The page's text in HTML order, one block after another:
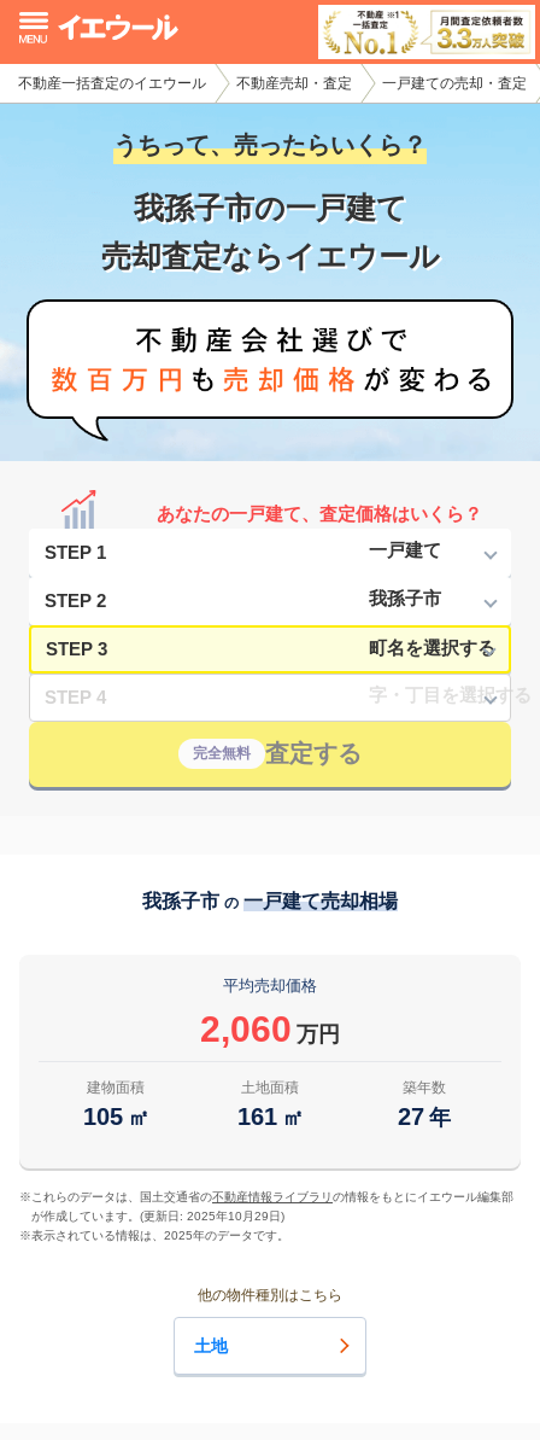
不動産一括査定のイエウール 不動産売却・査定 一戸建ての売却・査定
うちって、売ったらいくら？
我孫子市の一戸建て
売却査定ならイエウール
あなたの一戸建て、査定価格はいくら？
STEP 1
STEP 2
STEP 3
STEP 4
完全無料 査定する
我孫子市 の 一戸建て売却相場
平均売却価格
2,060 万円
建物面積
105 ㎡
土地面積
161 ㎡
築年数
27 年
※ これらのデータは、国土交通省の不動産情報ライブラリの情報をもとにイエウール編集部
が作成しています。(更新日: 2025年10月29日)
※表示されている情報は、2025年のデータです。
他の物件種別はこちら
土地
イエウール加盟希望の不動産会社様
初めての方へ
不動産売却の流れ
不動産の売却・一括査定
家査定シミュレーター
お問い合わせ